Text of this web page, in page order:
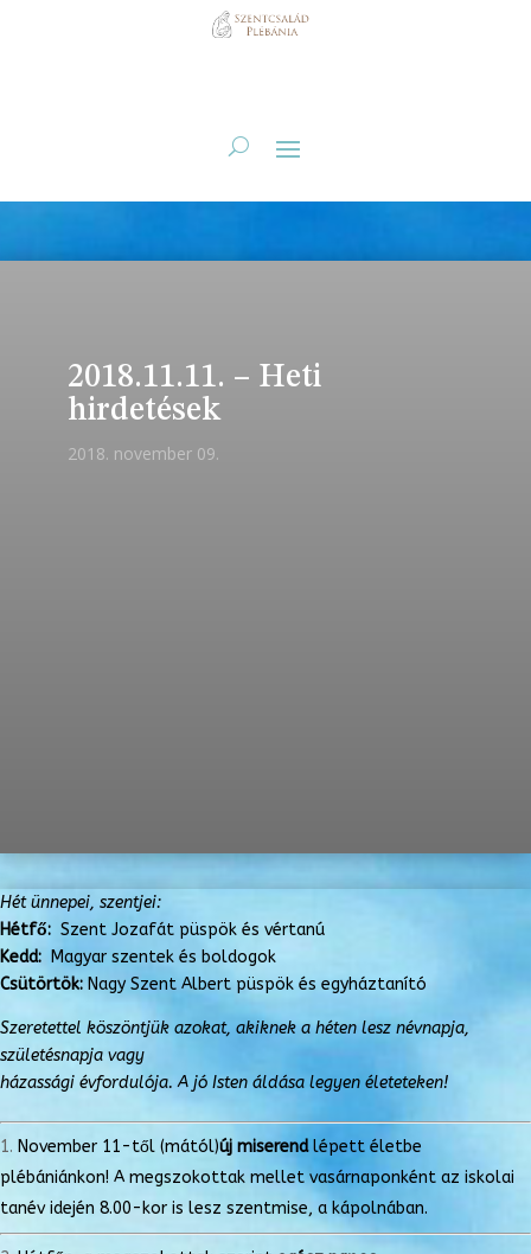
2018.11.11. – Heti
hirdetések
2018. november 09.
Hét ünnepei, szentjei:
Hétfő: Szent Jozafát püspök és vértanú
Kedd: Magyar szentek és boldogok
Csütörtök: Nagy Szent Albert püspök és egyháztanító
Szeretettel köszöntjük azokat, akiknek a héten lesz névnapja,
születésnapja vagy
házassági évfordulója. A jó Isten áldása legyen életeteken!
November 11-től (mától)új miserendlépett életbe
plébániánkon! A megszokottak mellet vasárnaponként az iskolai
tanév idején 8.00-kor is lesz szentmise, a kápolnában.